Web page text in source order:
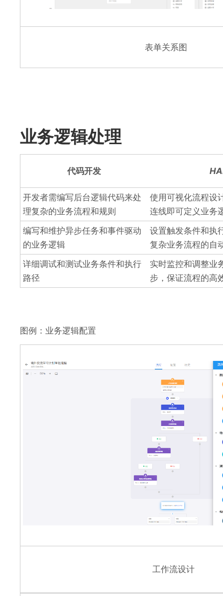
表单关系图
业务逻辑处理
代码开发
开发者需编写后台逻辑代码来处
理复杂的业务流程和规则
使用可视化流程设
连线即可定义业务
编写和维护异步任务和事件驱动
的业务逻辑
设置触发条件和执
复杂业务流程的自
详细调试和测试业务条件和执行
路径
实时监控和调整业
步，保证流程的高
图例：业务逻辑配置
工作流设计